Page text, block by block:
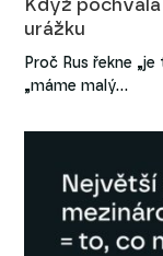
Když
urážku
Proč Rus řekne
„máme malý…